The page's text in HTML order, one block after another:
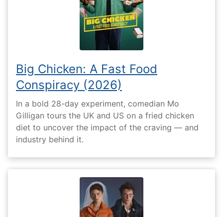
Big Chicken: A Fast Food
Conspiracy (2026)
In a bold 28-day experiment, comedian Mo
Gilligan tours the UK and US on a fried chicken
diet to uncover the impact of the craving — and
industry behind it.